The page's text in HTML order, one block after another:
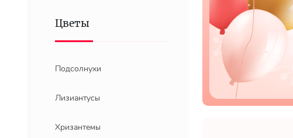
Цветы
Подсолнухи
Лизиантусы
Хризантемы